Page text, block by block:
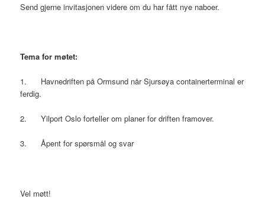
Send gjerne invitasjonen videre om du har fått nye naboer.
Tema for møtet:
1. Havnedriften på Ormsund når Sjursøya containerterminal er
ferdig.
2. Yilport Oslo forteller om planer for driften framover.
3. Åpent for spørsmål og svar
Vel møtt!